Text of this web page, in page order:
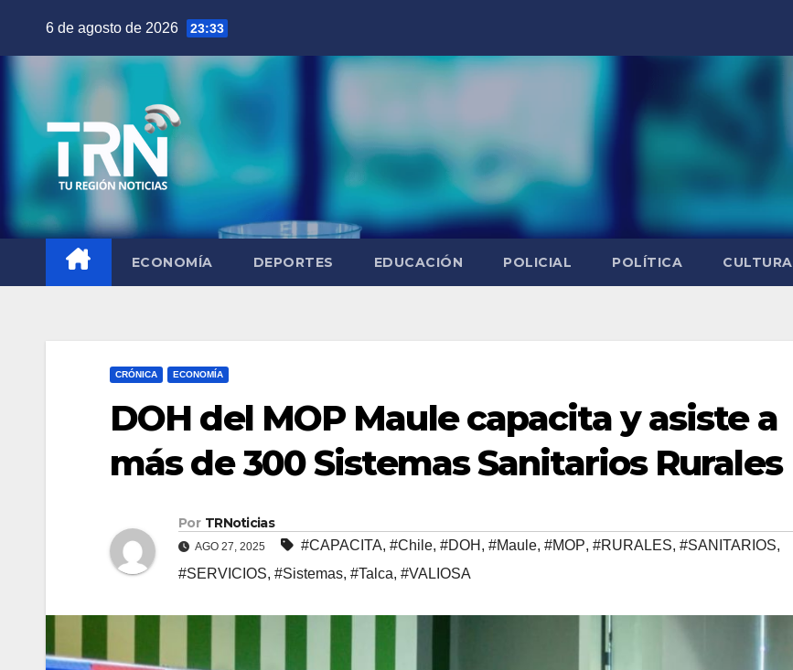
6 de agosto de 2026 23:33
ECONOMÍA DEPORTES EDUCACIÓN POLICIAL POLÍTICA CULTURA
CRÓNICA ECONOMÍA
DOH del MOP Maule capacita y asiste a
más de 300 Sistemas Sanitarios Rurales
Por TRNoticias
AGO 27, 2025 #CAPACITA, #Chile, #DOH , #Maule, #MOP, #RURALES, #SANITARIOS,
#SERVICIOS, #Sistemas, #Talca, #VALIOSA